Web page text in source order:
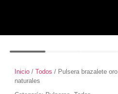
Inicio / Todos / Pulsera brazalete
naturales